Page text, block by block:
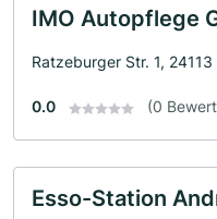
IMO Autopflege
Ratzeburger Str. 1, 24113
0.0 (0
Esso-Station